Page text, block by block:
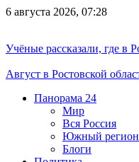
6 августа 2026, 07:28
Учёные рассказали, где в
Август в Ростовской
Панорама 24
Мир
Вся Россия
Южный регион
Блоги